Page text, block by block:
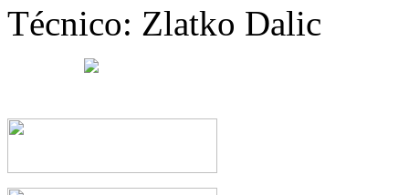
Técnico: Zlatko Dalic